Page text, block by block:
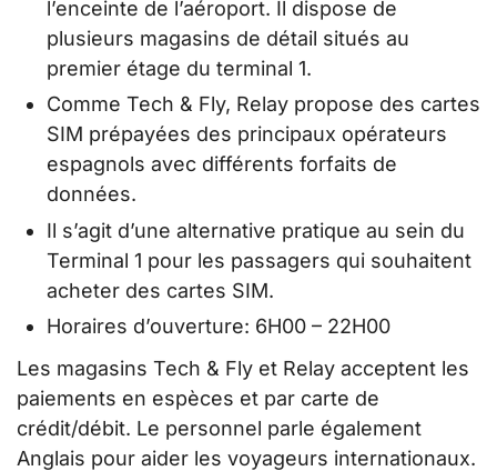
l’enceinte de l’aéroport. Il dispose de
plusieurs magasins de détail situés au
premier étage du terminal 1.
Comme Tech & Fly, Relay propose des cartes
SIM prépayées des principaux opérateurs
espagnols avec différents forfaits de
données.
Il s’agit d’une alternative pratique au sein du
Terminal 1 pour les passagers qui souhaitent
acheter des cartes SIM.
Horaires d’ouverture: 6H00 – 22H00
Les magasins Tech & Fly et Relay acceptent les
paiements en espèces et par carte de
crédit/débit. Le personnel parle également
Anglais pour aider les voyageurs internationaux.